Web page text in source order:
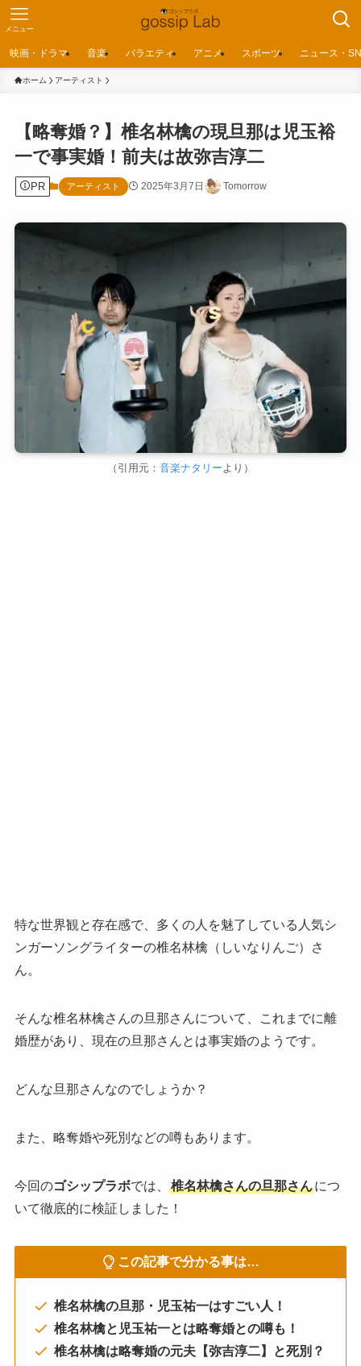
メニュー
映画・ドラマ 音楽 バラエティ アニメ スポーツ ニュース・
ホーム アーティスト
【略奪婚？】椎名林檎の現旦那は児玉裕
一で事実婚！前夫は故弥吉淳二
PR アーティスト 2025年3月7日 Tomorrow
（引用元： 音楽ナタリー より）
特な世界観と存在感で、多くの人を魅了している人気シ
ンガーソングライターの椎名林檎（しいなりんご）さ
ん。
そんな椎名林檎さんの旦那さんについて、これまでに離
婚歴があり、現在の旦那さんとは事実婚のようです。
どんな旦那さんなのでしょうか？
また、略奪婚や死別などの噂もあります。
今回のゴシップラボでは、 椎名林檎さんの旦那さんにつ
いて徹底的に検証しました！
この記事で分かる事は…
椎名林檎の旦那・児玉祐一はすごい人！
椎名林檎と児玉祐一とは略奪婚との噂も！
椎名林檎は略奪婚の元夫【弥吉淳二】と死別？